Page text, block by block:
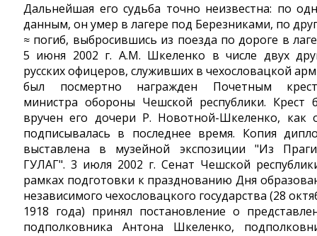
Дальнейшая его судьба точно неизвестна: по
данным, он умер в лагере под Березниками, по
≈ погиб, выбросившись из поезда по дороге в
5 июня 2002 г. А.М. Шкеленко в числе двух
русских офицеров, служивших в чехословацкой
был посмертно награжден Почетным
министра обороны Чешской республики. Крест
вручен его дочери Р. Новотной-Шкеленко, как
подписывалась в последнее время. Копия
выставлена в музейной экспозиции "Из
ГУЛАГ". 3 июля 2002 г. Сенат Чешской
рамках подготовки к празднованию Дня
независимого чехословацкого государства (28
1918 года) принял постановление о
подполковника Антона Шкеленко,